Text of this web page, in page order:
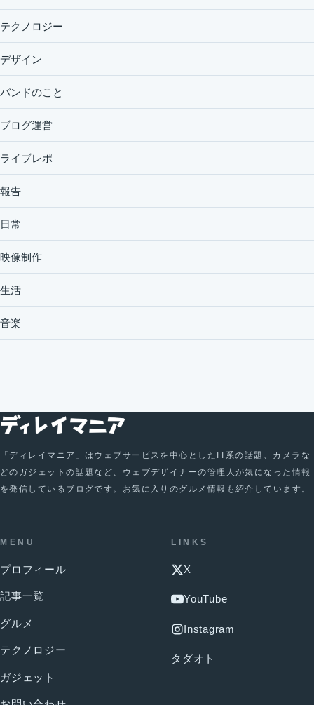
テクノロジー
デザイン
バンドのこと
ブログ運営
ライブレポ
報告
日常
映像制作
生活
音楽
「ディレイマニア」はウェブサービスを中心としたIT系の話題、カメラな
どのガジェットの話題など、ウェブデザイナーの管理人が気になった情報
を発信しているブログです。お気に入りのグルメ情報も紹介しています。
MENU
プロフィール
記事一覧
グルメ
テクノロジー
ガジェット
LINKS
X
YouTube
Instagram
タダオト